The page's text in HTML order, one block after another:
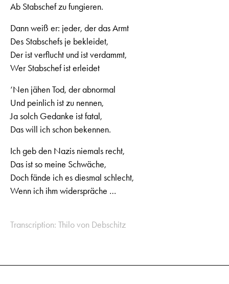
Ab Stabschef zu fungieren.
Dann weiß er: jeder, der das Armt
Des Stabschefs je bekleidet,
Der ist verflucht und ist verdammt,
Wer Stabschef ist erleidet
‘Nen jähen Tod, der abnormal
Und peinlich ist zu nennen,
Ja solch Gedanke ist fatal,
Das will ich schon bekennen.
Ich geb den Nazis niemals recht,
Das ist so meine Schwäche,
Doch fände ich es diesmal schlecht,
Wenn ich ihm widerspräche …
Transcription: Thilo von Debschitz